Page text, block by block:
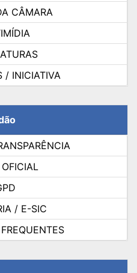
CÂMARA
/ INICIATIVA
/ E-SIC